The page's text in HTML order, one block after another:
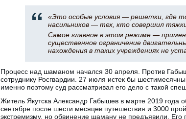
«Это особые условия — решетки, где
насильников — тех, кто совершил
Самое главное в этом режиме —
существенное ограничение
нахождения в таких учреждениях не
Процесс над шаманом начался 30 апреля. Против
сотруднику Росгвардии. 27 июля истек бы
именно поэтому суд рассматривал его дело с такой
Житель Якутска Александр Габышев в марте 2019 года
сентябре после шести месяцев путешествия и 3000
экстремизму, но обвинение шаману не предъявили. Его